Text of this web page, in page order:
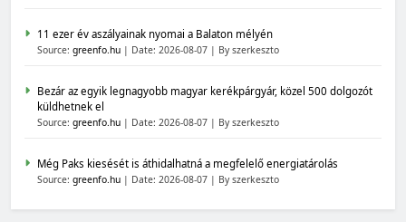
11 ezer év aszályainak nyomai a Balaton mélyén
Source: greenfo.hu Date: 2026-08-07 By szerkeszto
Bezár az egyik legnagyobb magyar kerékpárgyár, közel 500 dolgozót
küldhetnek el
Source: greenfo.hu Date: 2026-08-07 By szerkeszto
Még Paks kiesését is áthidalhatná a megfelelő energiatárolás
Source: greenfo.hu Date: 2026-08-07 By szerkeszto